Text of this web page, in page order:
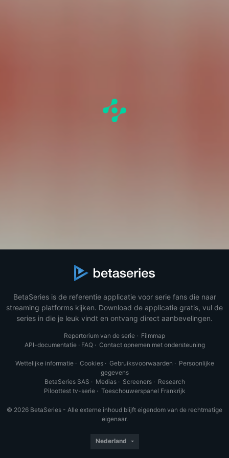
BetaSeries is de referentie applicatie voor serie fans die naar
streaming platforms kijken. Download de applicatie gratis, vul de
series in die je leuk vindt en ontvang direct aanbevelingen.
Repertorium van de serie · Filmmap
API-documentatie· FAQ· Contact opnemen met ondersteuning
Wettelijke informatie· Cookies· Gebruiksvoorwaarden · Persoonlijke
gegevens
BetaSeries SAS · Medias· Screeners· Research
Piloottest tv-serie· Toeschouwerspanel Frankrijk
© 2026 BetaSeries - Alle externe inhoud blijft eigendom van de rechtmatige
eigenaar.
Nederland